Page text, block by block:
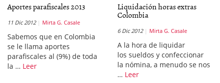
Aportes parafiscales 2013
11 Dic 2012 Mirta G. Casale
Sabemos que en Colombia
se le llama aportes
parafiscales al (9%) de toda
la … Leer
Liquidación horas extras
Colombia
6 Dic 2012 Mirta G. Casale
A la hora de liquidar
los sueldos y confeccionar
la nómina, a menudo se nos
… Leer